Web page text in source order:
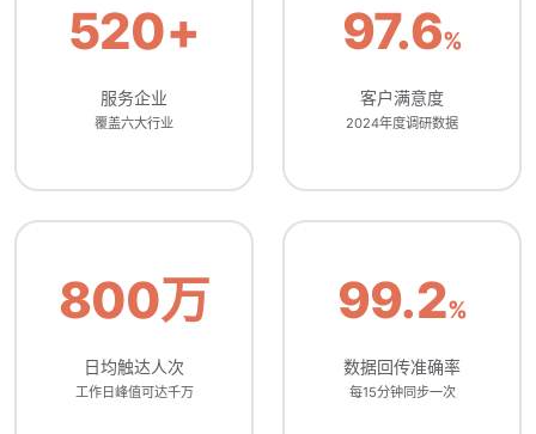
520+
服务企业
覆盖六大行业
97.6%
客户满意度
2024年度调研数据
800万
日均触达人次
工作日峰值可达千万
99.2%
数据回传准确率
每15分钟同步一次